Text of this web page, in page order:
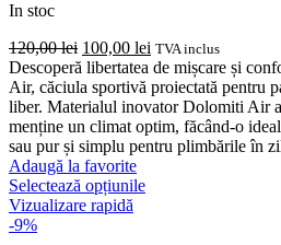
In stoc
120,00lei Prețul
inițial
a
fost:
120,00 lei.
100,00 lei Prețul
curent
este:
100,00 lei.
TVA inclus
Descoperă libertatea de mișcare și
Air, căciula sportivă proiectată pentru
liber. Materialul inovator Dolomiti Air
menține un climat optim, făcând-o
sau pur și simplu pentru plimbările în
Adaugă la favorite
Selectează opțiunileAcest
Vizualizare rapidă
-9%